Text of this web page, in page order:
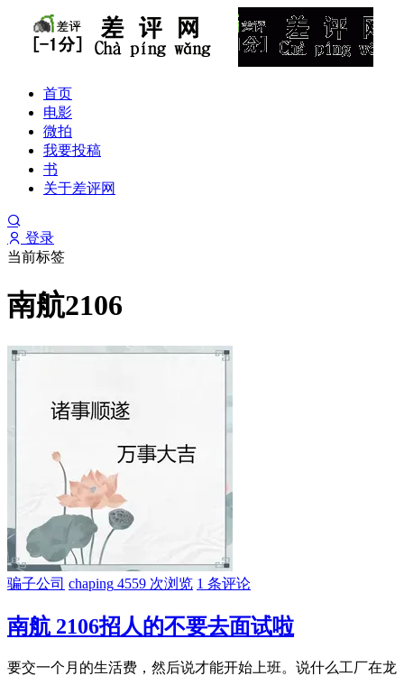
首页
电影
微拍
我要投稿
书
关于差评网
登录
当前标签
南航2106
骗子公司 chaping 4559 次浏览 1 条评论
南航 2106招人的不要去面试啦
要交一个月的生活费，然后说才能开始上班。说什么工厂在龙